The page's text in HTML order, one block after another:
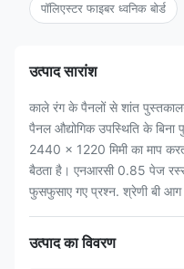
पॉलिएस्टर फाइबर ध्वनिक बोर्ड
उत्पाद सारांश
काले रंग के पैनलों से शांत
पैनल औद्योगिक उपस्थिति के
2440 × 1220 मिमी का माप
बैठता है। एनआरसी 0.85 पेज
फुसफुसाए गए प्रश्न. श्रेणी बी
उत्पाद का विवरण